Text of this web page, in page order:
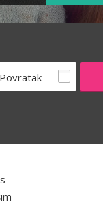
Povratak